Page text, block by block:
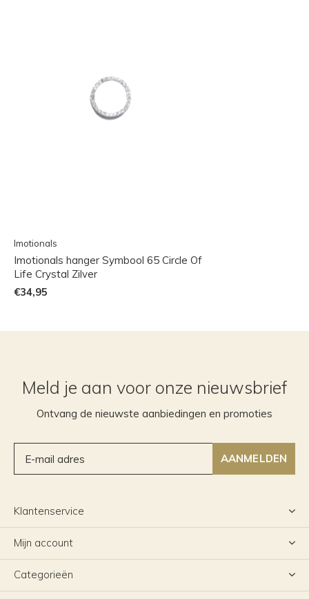
Imotionals
Imotionals hanger Symbool 65 Circle Of
Life Crystal Zilver
€34,95
Meld je aan voor onze nieuwsbrief
Ontvang de nieuwste aanbiedingen en promoties
AANMELDEN
Klantenservice
Mijn account
Categorieën